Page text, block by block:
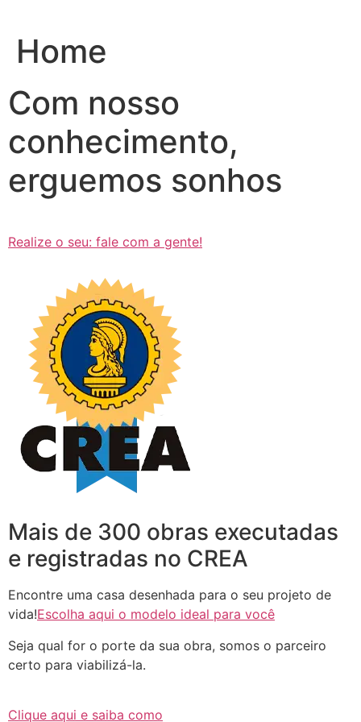
conteúdo
Home
Com nosso
conhecimento,
erguemos sonhos
Realize o seu: fale com a gente!
Mais de 300 obras executadas
e registradas no CREA
Encontre uma casa desenhada para o seu projeto de
vida!Escolha aqui o modelo ideal para você
Seja qual for o porte da sua obra, somos o parceiro
certo para viabilizá-la.
Clique aqui e saiba como